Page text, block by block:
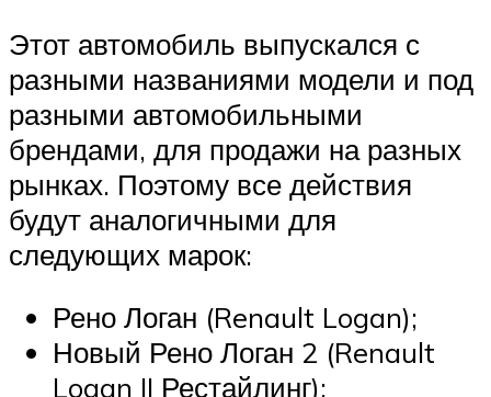
Этот автомобиль выпускался с
разными названиями модели и под
разными автомобильными
брендами, для продажи на разных
рынках. Поэтому все действия
будут аналогичными для
следующих марок:
Рено Логан (Renault Logan);
Новый Рено Логан 2 (Renault
Logan II Рестайлинг);